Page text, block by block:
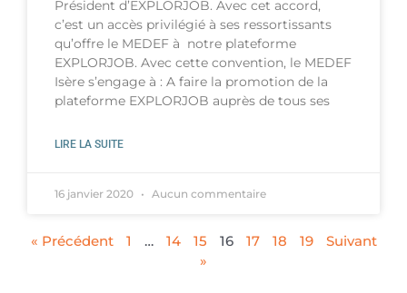
Président d’EXPLORJOB. Avec cet accord,
c’est un accès privilégié à ses ressortissants
qu’offre le MEDEF à notre plateforme
EXPLORJOB. Avec cette convention, le MEDEF
Isère s’engage à : A faire la promotion de la
plateforme EXPLORJOB auprès de tous ses
LIRE LA SUITE
16 janvier 2020 Aucun commentaire
« Précédent 1 … 14 15 16 17 18 19
Suivant
»